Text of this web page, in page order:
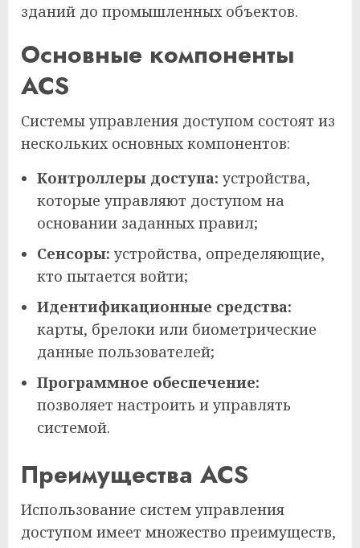
зданий до промышленных объектов.
Основные компоненты
ACS
Системы управления доступом состоят из
нескольких основных компонентов:
Контроллеры доступа: устройства,
которые управляют доступом на
основании заданных правил;
Сенсоры: устройства, определяющие,
кто пытается войти;
Идентификационные средства:
карты, брелоки или биометрические
данные пользователей;
Программное обеспечение:
позволяет настроить и управлять
системой.
Преимущества ACS
Использование систем управления
доступом имеет множество преимуществ,